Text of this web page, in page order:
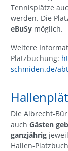
Tennisplätze
werden. Die
eBuSy möglich.
Weitere
Platzbuchung:
schmiden.de/
Die Albrecht-
auch Gästen
ganzjährig
Hallen-